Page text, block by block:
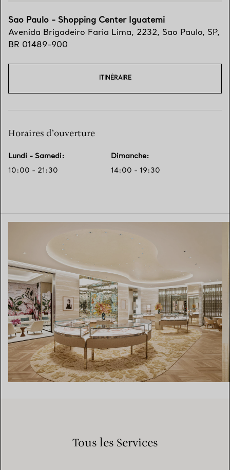
Sao Paulo - Shopping Center Iguatemi
Avenida Brigadeiro Faria Lima, 2232, Sao Paulo, SP,
BR 01489-900
ITINÉRAIRE
Horaires d’ouverture
Lundi - Samedi:
10:00 - 21:30
Dimanche:
14:00 - 19:30
Tous les Services